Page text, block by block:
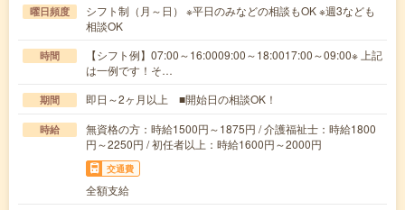
曜日頻度
シフト制（月～日） ※平日のみなどの相談もOK ※週3なども
相談OK
時間
【シフト例】07:00～16:0009:00～18:0017:00～09:00※ 上記
は一例です！そ…
期間 即日～2ヶ月以上 ■開始日の相談OK！
時給
無資格の方：時給1500円～1875円 / 介護福祉士：時給1800
円～2250円 / 初任者以上：時給1600円～2000円
交通費
全額支給